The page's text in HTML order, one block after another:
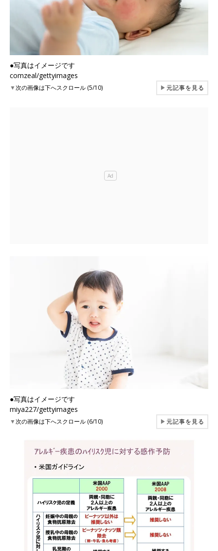
●写真はイメージです
comzeal/gettyimages
▼次の画像は下へスクロール (5/10) ▶元記事を見る
●写真はイメージです
miya227/gettyimages
▼次の画像は下へスクロール (6/10) ▶元記事を見る